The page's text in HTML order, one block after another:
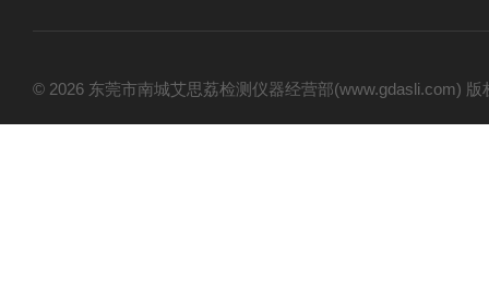
© 2026 东莞市南城艾思荔检测仪器经营部(www.gdasli.com)